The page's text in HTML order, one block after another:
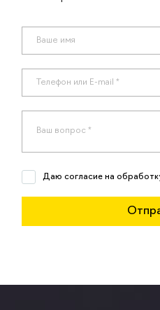
Даю согласие на